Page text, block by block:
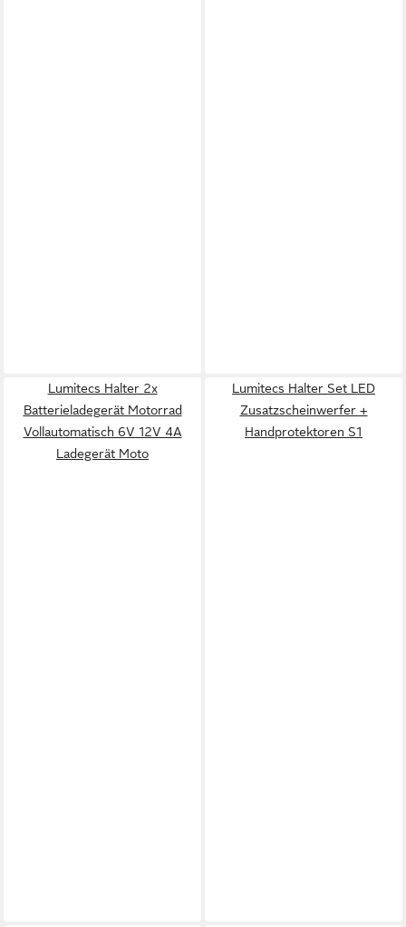
Lumitecs Halter 2x
Batterieladegerät Motorrad
Vollautomatisch 6V 12V 4A
Ladegerät Moto
Lumitecs Halter Set LED
Zusatzscheinwerfer +
Handprotektoren S1